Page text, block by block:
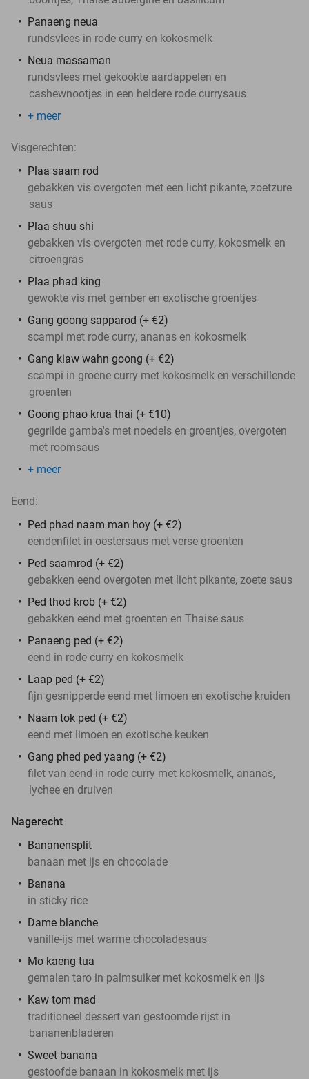
Panaeng neua
rundsvlees in rode curry en kokosmelk
Neua massaman
rundsvlees met gekookte aardappelen en
cashewnootjes in een heldere rode currysaus
+ meer
Visgerechten:
Plaa saam rod
gebakken vis overgoten met een licht pikante, zoetzure
saus
Plaa shuu shi
gebakken vis overgoten met rode curry, kokosmelk en
citroengras
Plaa phad king
gewokte vis met gember en exotische groentjes
Gang goong sapparod (+ €2)
scampi met rode curry, ananas en kokosmelk
Gang kiaw wahn goong (+ €2)
scampi in groene curry met kokosmelk en verschillende
groenten
Goong phao krua thai (+ €10)
gegrilde gamba's met noedels en groentjes, overgoten
met roomsaus
+ meer
Eend:
Ped phad naam man hoy (+ €2)
eendenfilet in oestersaus met verse groenten
Ped saamrod (+ €2)
gebakken eend overgoten met licht pikante, zoete saus
Ped thod krob (+ €2)
gebakken eend met groenten en Thaise saus
Panaeng ped (+ €2)
eend in rode curry en kokosmelk
Laap ped (+ €2)
fijn gesnipperde eend met limoen en exotische kruiden
Naam tok ped (+ €2)
eend met limoen en exotische keuken
Gang phed ped yaang (+ €2)
filet van eend in rode curry met kokosmelk, ananas,
lychee en druiven
Nagerecht
Bananensplit
banaan met ijs en chocolade
Banana
in sticky rice
Dame blanche
vanille-ijs met warme chocoladesaus
Mo kaeng tua
gemalen taro in palmsuiker met kokosmelk en ijs
Kaw tom mad
traditioneel dessert van gestoomde rijst in
bananenbladeren
Sweet banana
gestoofde banaan in kokosmelk met ijs